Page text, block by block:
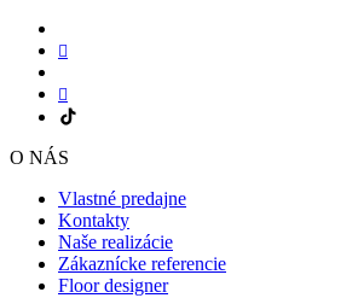
O NÁS
Vlastné predajne
Kontakty
Naše realizácie
Zákaznícke referencie
Floor designer